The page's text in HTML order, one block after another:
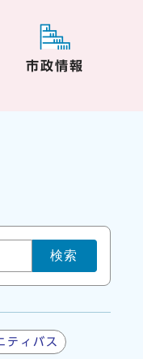
市政情報
検索
ティバス